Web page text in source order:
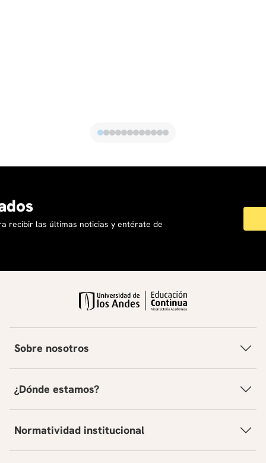
recibir las últimas noticias y entérate de
Sobre nosotros
¿Dónde estamos?
Normatividad institucional